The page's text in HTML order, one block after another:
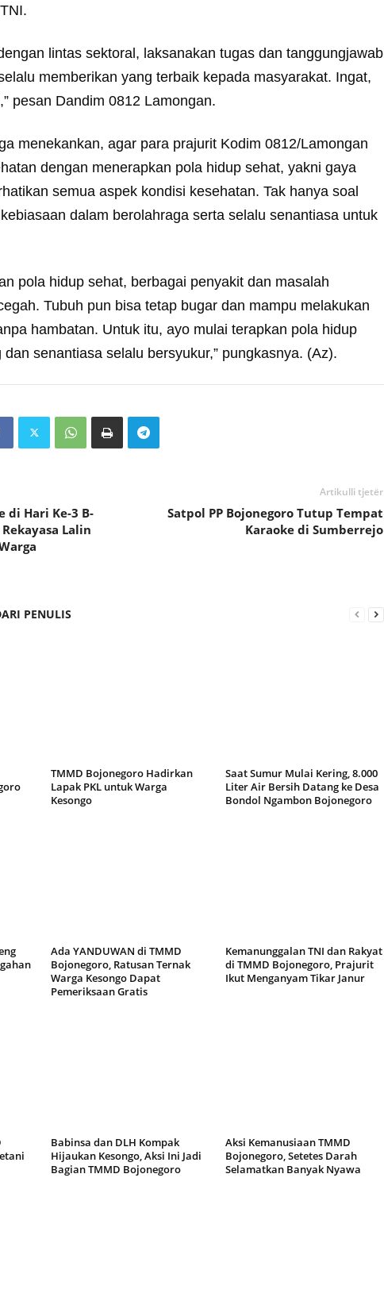
lintas sektoral, laksanakan tugas dan tanggungjawab
memberikan yang terbaik kepada masyarakat. Ingat,
pesan Dandim 0812 Lamongan.
menekankan, agar para prajurit Kodim 0812/Lamongan
dengan menerapkan pola hidup sehat, yakni gaya
semua aspek kondisi kesehatan. Tak hanya soal
dalam berolahraga serta selalu senantiasa untuk
pola hidup sehat, berbagai penyakit dan masalah
Tubuh pun bisa tetap bugar dan mampu melakukan
hambatan. Untuk itu, ayo mulai terapkan pola hidup
senantiasa selalu bersyukur,” pungkasnya. (Az).
di Hari Ke-3 B-
Lalin
Artikulli tjetër
Satpol PP Bojonegoro Tutup Tempat
Karaoke di Sumberrejo
PENULIS
TMMD Bojonegoro Hadirkan
Lapak PKL untuk Warga
Kesongo
Saat Sumur Mulai Kering, 8.000
Liter Air Bersih Datang ke Desa
Bondol Ngambon Bojonegoro
Ada YANDUWAN di TMMD
Bojonegoro, Ratusan Ternak
Warga Kesongo Dapat
Pemeriksaan Gratis
Kemanunggalan TNI dan Rakyat
di TMMD Bojonegoro, Prajurit
Ikut Menganyam Tikar Janur
Babinsa dan DLH Kompak
Hijaukan Kesongo, Aksi Ini Jadi
Bagian TMMD Bojonegoro
Aksi Kemanusiaan TMMD
Bojonegoro, Setetes Darah
Selamatkan Banyak Nyawa